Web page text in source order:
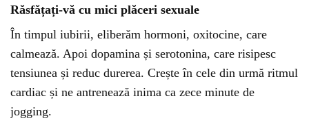
Răsfățați-vă cu mici plăceri sexuale
În timpul iubirii, eliberăm hormoni, oxitocine, care
calmează. Apoi dopamina și serotonina, care risipesc
tensiunea și reduc durerea. Crește în cele din urmă ritmul
cardiac și ne antrenează inima ca zece minute de
jogging.